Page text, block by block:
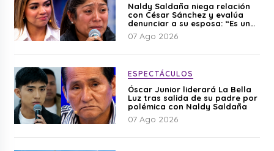
Naldy Saldaña niega relación
con César Sánchez y evalúa
denunciar a su esposa: “Es una
difamación”
07 Ago 2026
ESPECTÁCULOS
Óscar Junior liderará La Bella
Luz tras salida de su padre por
polémica con Naldy Saldaña
07 Ago 2026